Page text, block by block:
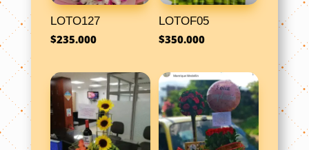
LOTO127
$235.000
LOTOF05
$350.000